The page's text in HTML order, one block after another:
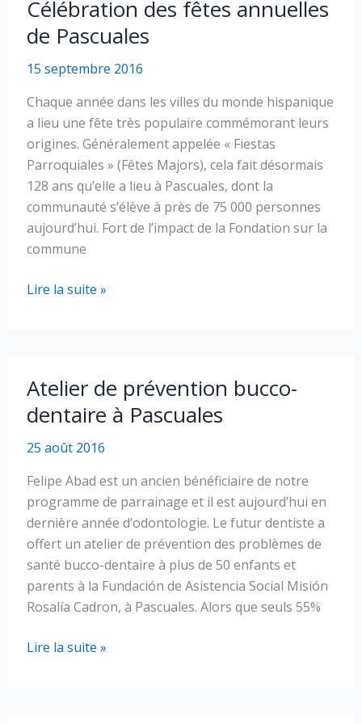
Célébration des fêtes annuelles
de Pascuales
15 septembre 2016
Chaque année dans les villes du monde hispanique
a lieu une fête très populaire commémorant leurs
origines. Généralement appelée « Fiestas
Parroquiales » (Fêtes Majors), cela fait désormais
128 ans qu’elle a lieu à Pascuales, dont la
communauté s’élève à près de 75 000 personnes
aujourd’hui. Fort de l’impact de la Fondation sur la
commune
Célébration
Pascuales
Lire la suite »
Atelier de prévention bucco-
dentaire à Pascuales
25 août 2016
Felipe Abad est un ancien bénéficiaire de notre
programme de parrainage et il est aujourd’hui en
dernière année d’odontologie. Le futur dentiste a
offert un atelier de prévention des problèmes de
santé bucco-dentaire à plus de 50 enfants et
parents à la Fundación de Asistencia Social Misión
Rosalía Cadron, à Pascuales. Alors que seuls 55%
Atelier
Lire la suite »